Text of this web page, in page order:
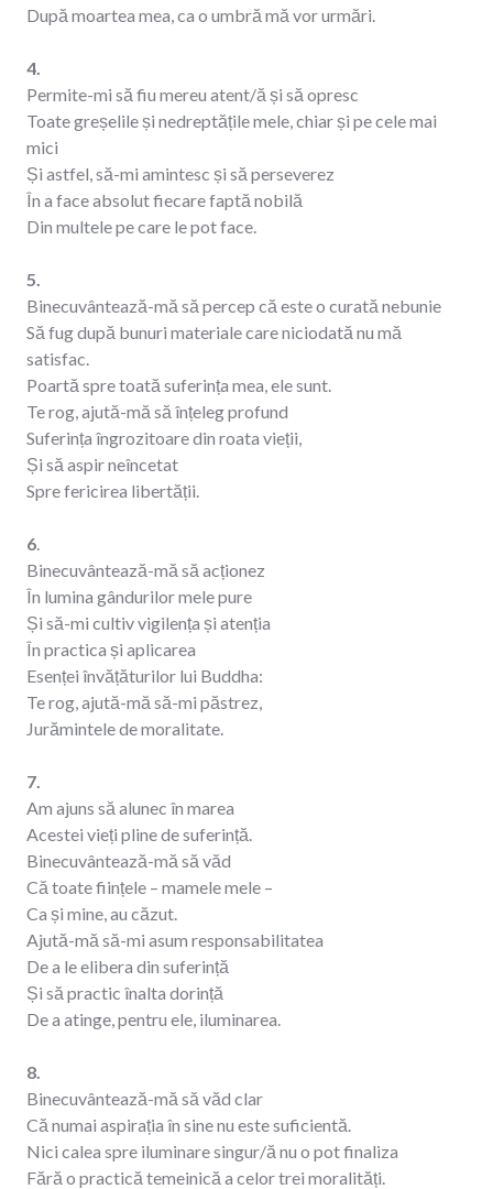
După moartea mea, ca o umbră mă vor urmări.
4.
Permite-mi să fiu mereu atent/ă și să opresc
Toate greșelile și nedreptățile mele, chiar și pe cele mai
mici
Și astfel, să-mi amintesc și să perseverez
În a face absolut fiecare faptă nobilă
Din multele pe care le pot face.
5.
Binecuvântează-mă să percep că este o curată nebunie
Să fug după bunuri materiale care niciodată nu mă
satisfac.
Poartă spre toată suferința mea, ele sunt.
Te rog, ajută-mă să înțeleg profund
Suferința îngrozitoare din roata vieții,
Și să aspir neîncetat
Spre fericirea libertății.
6.
Binecuvântează-mă să acționez
În lumina gândurilor mele pure
Și să-mi cultiv vigilența și atenția
În practica și aplicarea
Esenței învățăturilor lui Buddha:
Te rog, ajută-mă să-mi păstrez,
Jurămintele de moralitate.
7.
Am ajuns să alunec în marea
Acestei vieți pline de suferință.
Binecuvântează-mă să văd
Că toate ființele – mamele mele –
Ca și mine, au căzut.
Ajută-mă să-mi asum responsabilitatea
De a le elibera din suferință
Și să practic înalta dorință
De a atinge, pentru ele, iluminarea.
8.
Binecuvântează-mă să văd clar
Că numai aspirația în sine nu este suficientă.
Nici calea spre iluminare singur/ă nu o pot finaliza
Fără o practică temeinică a celor trei moralități.